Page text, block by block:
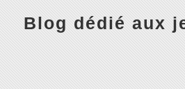
Blog dédié aux